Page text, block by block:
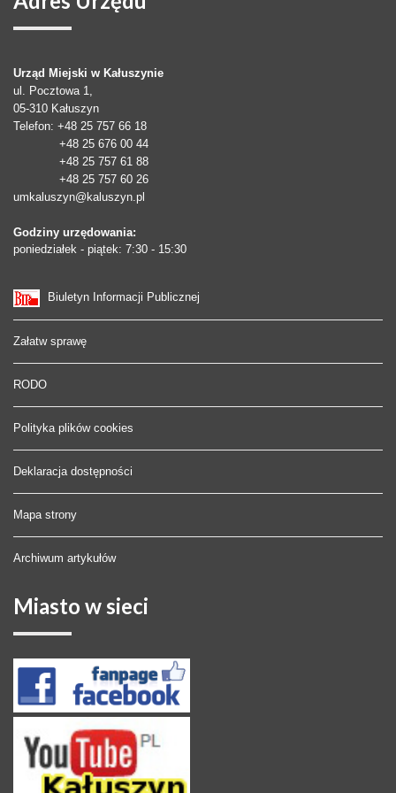
Urząd Miejski w Kałuszynie
ul. Pocztowa 1,
05-310 Kałuszyn
Telefon: +48 25 757 66 18
+48 25 676 00 44
+48 25 757 61 88
+48 25 757 60 26
umkaluszyn@kaluszyn.pl
Godziny urzędowania:
poniedziałek - piątek: 7:30 - 15:30
Biuletyn Informacji Publicznej
Załatw sprawę
RODO
Polityka plików cookies
Deklaracja dostępności
Mapa strony
Archiwum artykułów
Miasto w sieci